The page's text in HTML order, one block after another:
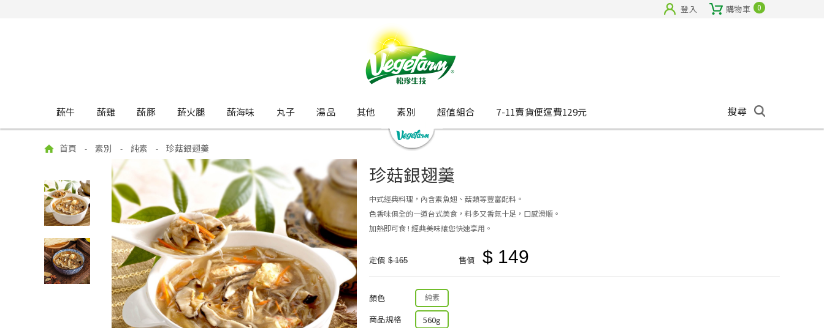
登入 購物車 0
蔬牛 蔬雞 蔬豚 蔬火腿 蔬海味 丸子 湯品 其他 素別 超值組合 7-11賣貨便運費129元 搜尋
首頁 - 素別 - 純素 - 珍菇銀翅羹
珍菇銀翅羹
中式經典料理，內含素魚翅、菇類等豐富配料。
色香味俱全的一道台式美食，料多又香氣十足，口感滑順。
加熱即可食 ! 經典美味讓您快速享用。
定價 $ 165 售價 $ 149
顏色 純素
商品規格 560g